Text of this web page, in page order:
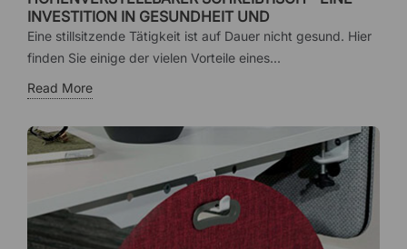
INVESTITION IN GESUNDHEIT UND
ARBEITSUMGEBUNG
Eine stillsitzende Tätigkeit ist auf Dauer nicht gesund. Hier
finden Sie einige der vielen Vorteile eines...
Read More